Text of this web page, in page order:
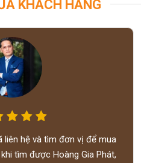
KHÁCH HÀNG
liên hệ và tìm đơn vị để mua
tìm được Hoàng Gia Phát,